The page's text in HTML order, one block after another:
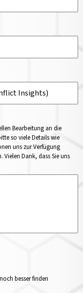
Bearbeitung an die
so viele Details wie
uns zur Verfügung
Vielen Dank, dass Sie uns
besser finden